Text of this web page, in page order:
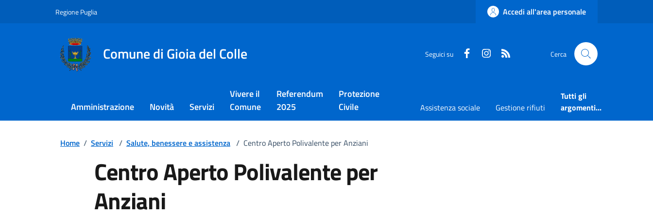
Regione Puglia Accedi all'area personale
Comune di Gioia del Colle Seguici su FaceboookInstagram Cerca
Amministrazione Novità Servizi
Vivere il
Comune
Referendum
2025
Protezione
Civile
Assistenza sociale Gestione rifiuti
Tutti gli
argomenti...
Home / Servizi / Salute, benessere e assistenza / Centro Aperto Polivalente per Anziani
Centro Aperto Polivalente per
Anziani